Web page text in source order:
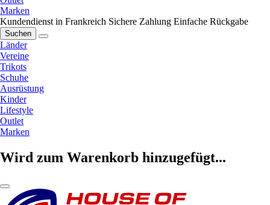
Marken
Kundendienst in Frankreich Sichere Zahlung Einfache Rückgabe
Suchen
Länder
Vereine
Trikots
Schuhe
Ausrüstung
Kinder
Lifestyle
Outlet
Marken
Wird zum Warenkorb hinzugefügt...